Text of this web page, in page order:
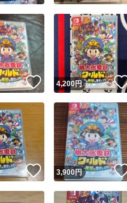
いいね！
4,200円
いいね！
3,900円